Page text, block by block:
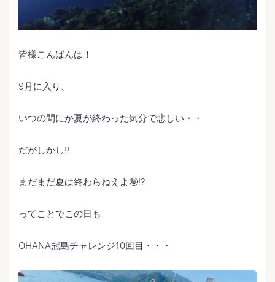
皆様こんばんは！
9月に入り、
いつの間にか夏が終わった気分で悲しい・・
だがしかし‼️
まだまだ夏は終わらねえよ🤪⁉️
ってことでこの日も
OHANA冠島チャレンジ10回目・・・